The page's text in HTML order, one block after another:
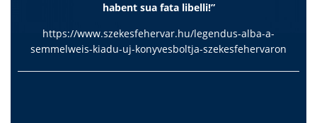
habent sua fata libelli!”
https://www.szekesfehervar.hu/legendus-alba-a-
semmelweis-kiadu-uj-konyvesboltja-szekesfehervaron